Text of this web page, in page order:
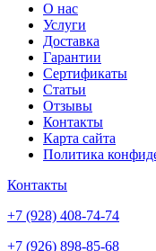
О нас
Услуги
Доставка
Гарантии
Сертификаты
Статьи
Отзывы
Контакты
Карта сайта
Политика
Контакты
+7 (928) 408-74-74
+7 (926) 898-85-68